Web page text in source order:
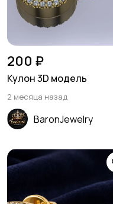
200 ₽
Кулон 3D модель
2 месяца назад
BaronJewelry